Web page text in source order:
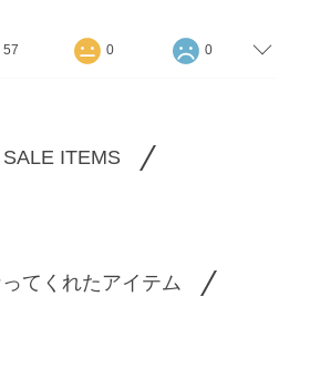
57 0 0
SALE ITEMS
てくれたアイテム